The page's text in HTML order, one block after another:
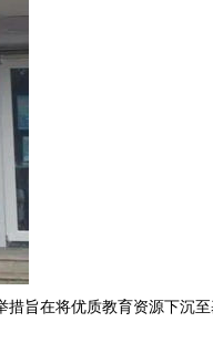
旨在将优质教育资源下沉